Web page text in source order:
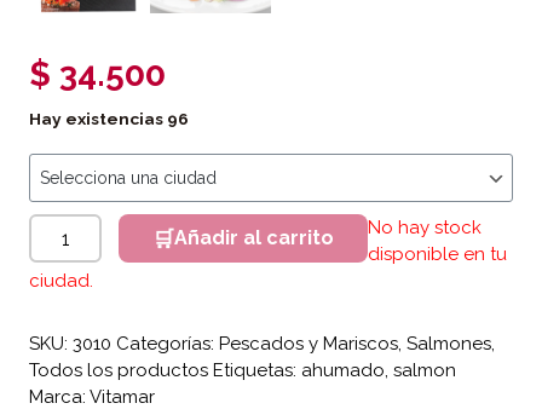
$ 34.500
Hay existencias 96
Carpaccio de Salmón Ahumado x 100g Netos cantidad
Añadir al carrito
No hay stock
disponible en tu
ciudad.
SKU: 3010 Categorías: Pescados y Mariscos, Salmones,
Todos los productos Etiquetas: ahumado, salmon
Marca: Vitamar